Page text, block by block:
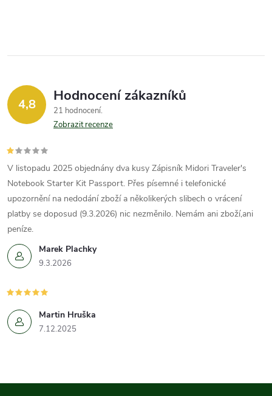
4,8 Hodnocení zákazníků
21 hodnocení
Zobrazit recenze
Marek Plachky
9.3.2026
V listopadu 2025 objednány dva kusy Zápisník Midori Traveler's
Notebook Starter Kit Passport. Přes písemné i telefonické
upozornění na nedodání zboží a několikerých slibech o vrácení
platby se doposud (9.3.2026) nic nezměnilo. Nemám ani zboží,ani
peníze.
Martin Hruška
7.12.2025